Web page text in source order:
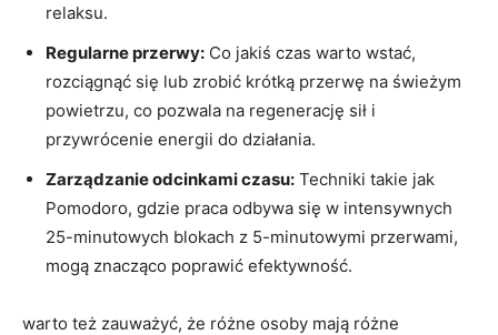
relaksu.
Regularne przerwy: Co jakiś ⁢czas warto wstać,
⁤rozciągnąć ⁢się‍ lub⁢ zrobić krótką przerwę na świeżym‍
powietrzu, co pozwala na ‌regenerację sił i
przywrócenie energii do ⁤działania.
Zarządzanie ⁢odcinkami ⁣czasu: Techniki takie jak⁣
Pomodoro,⁢ gdzie ‌praca odbywa się w⁢ intensywnych
25-minutowych blokach z 5-minutowymi przerwami,
mogą ⁢znacząco poprawić efektywność.
warto też zauważyć, że​ różne osoby mają różne